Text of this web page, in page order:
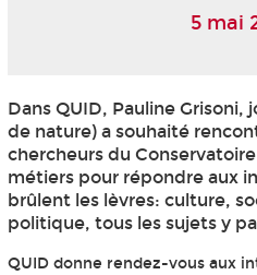
5 mai
Dans QUID, Pauline
de nature) a souhaité
chercheurs du
métiers pour répondre aux
brûlent les lèvres: culture,
politique, tous les sujets y
QUID donne rendez-vous aux